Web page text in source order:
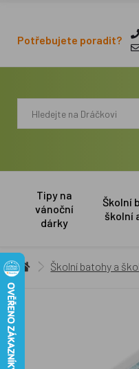
Potřebujete poradit?
Tipy na
vánoční
dárky
Školní
školní
Školní batohy a